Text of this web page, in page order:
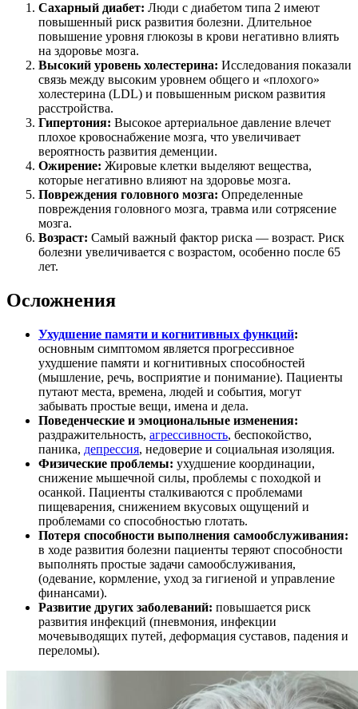
Сахарный диабет: Люди с диабетом типа 2 имеют
повышенный риск развития болезни. Длительное
повышение уровня глюкозы в крови негативно влиять
на здоровье мозга.
Высокий уровень холестерина: Исследования показали
связь между высоким уровнем общего и «плохого»
холестерина (LDL) и повышенным риском развития
расстройства.
Гипертония: Высокое артериальное давление влечет
плохое кровоснабжение мозга, что увеличивает
вероятность развития деменции.
Ожирение: Жировые клетки выделяют вещества,
которые негативно влияют на здоровье мозга.
Повреждения головного мозга: Определенные
повреждения головного мозга, травма или сотрясение
мозга.
Возраст: Самый важный фактор риска — возраст. Риск
болезни увеличивается с возрастом, особенно после 65
лет.
Осложнения
Ухудшение памяти и когнитивных функций:
основным симптомом является прогрессивное
ухудшение памяти и когнитивных способностей
(мышление, речь, восприятие и понимание). Пациенты
путают места, времена, людей и события, могут
забывать простые вещи, имена и дела.
Поведенческие и эмоциональные изменения:
раздражительность, агрессивность, беспокойство,
паника, депрессия, недоверие и социальная изоляция.
Физические проблемы: ухудшение координации,
снижение мышечной силы, проблемы с походкой и
осанкой. Пациенты сталкиваются с проблемами
пищеварения, снижением вкусовых ощущений и
проблемами со способностью глотать.
Потеря способности выполнения самообслуживания:
в ходе развития болезни пациенты теряют способности
выполнять простые задачи самообслуживания,
(одевание, кормление, уход за гигиеной и управление
финансами).
Развитие других заболеваний: повышается риск
развития инфекций (пневмония, инфекции
мочевыводящих путей, деформация суставов, падения и
переломы).